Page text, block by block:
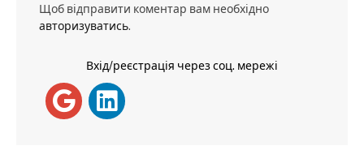
Щоб відправити коментар вам необхідно
авторизуватись.
Вхід/реєстрація через соц. мережі